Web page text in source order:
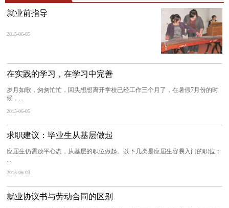
就业前指导
2015-06-05
在实践的学习，在学习中完善
岁月如歌，匆匆忙忙，回头想想离开学校已经工作三个月了，在暑假7月份的时
候，...
2015-06-05
求职建议：毕业生从基层做起
应届生仍需放平心态，从基层的职位做起。以下几类是应届生容易入门的职位：
...
2015-06-03
就业协议书与劳动合同的区别